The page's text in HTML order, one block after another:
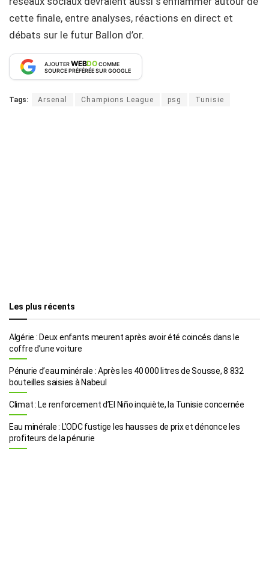
cette finale, entre analyses, réactions en direct et
débats sur le futur Ballon d’or.
AJOUTERWEBDOCOMME
SOURCE PRÉFÉRÉE SUR GOOGLE
Tags: Arsenal Champions League psg Tunisie
Les plus récents
Algérie : Deux enfants meurent après avoir été coincés dans le
coffre d’une voiture
Pénurie d’eau minérale : Après les 40 000 litres de Sousse, 8 832
bouteilles saisies à Nabeul
Climat : Le renforcement d’El Niño inquiète, la Tunisie concernée
Eau minérale : L’ODC fustige les hausses de prix et dénonce les
profiteurs de la pénurie